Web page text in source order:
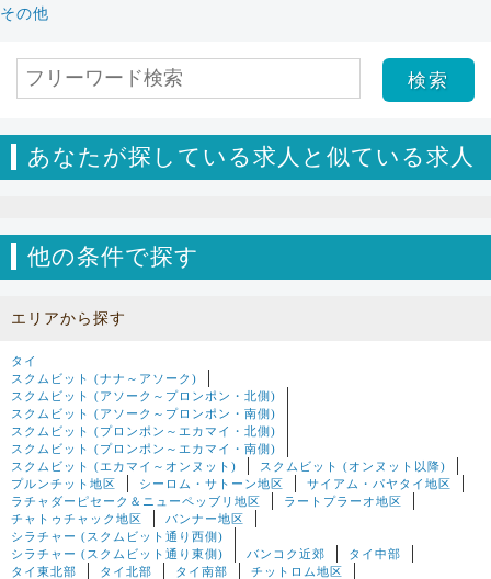
その他
あなたが探している求人と似ている求人
他の条件で探す
エリアから探す
タイ
スクムビット (ナナ～アソーク)
スクムビット (アソーク～プロンポン・北側)
スクムビット (アソーク～プロンポン・南側)
スクムビット (プロンポン～エカマイ・北側)
スクムビット (プロンポン～エカマイ・南側)
スクムビット (エカマイ～オンヌット)
スクムビット (オンヌット以降)
プルンチット地区
シーロム・サトーン地区
サイアム・パヤタイ地区
ラチャダーピセーク＆ニューペッブリ地区
ラートプラーオ地区
チャトゥチャック地区
バンナー地区
シラチャー (スクムビット通り西側)
シラチャー (スクムビット通り東側)
バンコク近郊
タイ中部
タイ東北部
タイ北部 タイ南部 チットロム地区